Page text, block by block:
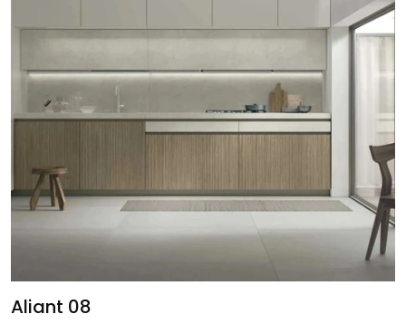
Aliant 08